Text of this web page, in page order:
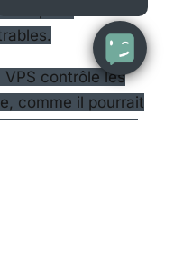
cas, des
contrôle les
comme il pourrait